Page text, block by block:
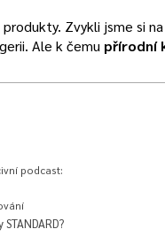
Zvykli jsme si
Ale k čemu přírodní
podcast: